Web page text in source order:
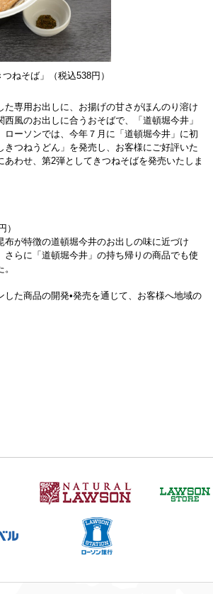
ねそば」（税込538円）
専用お出しに、お揚げの甘さがほんのり溶け
風のお出しに合うおそばで、「道頓堀今井」
ーソンでは、今年７月に「道頓堀今井」に初
つねうどん」を発売し、お客様にご好評いた
わせ、第2弾としてきつねそばを発売いたしま
）
が特徴の道頓堀今井のお出しの味に近づけ
らに「道頓堀今井」の持ち帰りの商品でも使
た商品の開発•発売を通じて、お客様へ地域の